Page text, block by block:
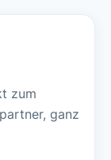
zum
ganz